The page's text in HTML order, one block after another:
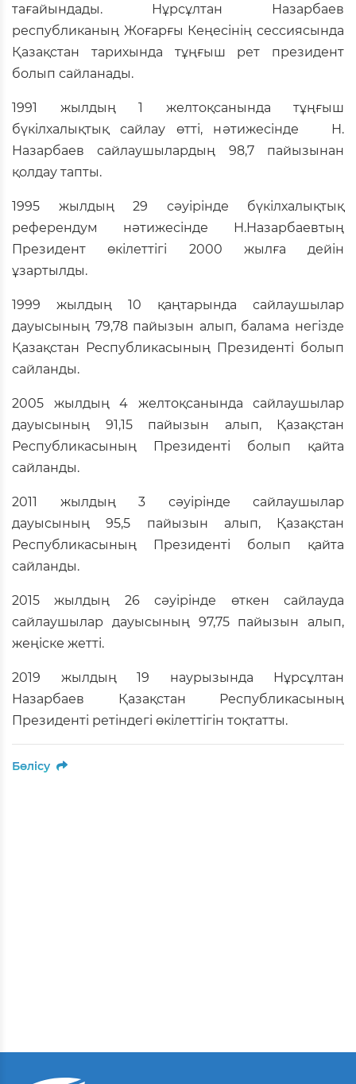
тағайындады. Нұрсұлтан Назарбаев
республиканың Жоғарғы Кеңесінің сессиясында
Қазақстан тарихында тұңғыш рет президент
болып сайланады.
1991 жылдың 1 желтоқсанында тұңғыш
бүкілхалықтық сайлау өтті, нәтижесінде Н.
Назарбаев сайлаушылардың 98,7 пайызынан
қолдау тапты.
1995 жылдың 29 сәуірінде бүкілхалықтық
референдум нәтижесінде Н.Назарбаевтың
Президент өкілеттігі 2000 жылға дейін
ұзартылды.
1999 жылдың 10 қаңтарында сайлаушылар
дауысының 79,78 пайызын алып, балама негізде
Қазақстан Республикасының Президенті болып
сайланды.
2005 жылдың 4 желтоқсанында сайлаушылар
дауысының 91,15 пайызын алып, Қазақстан
Республикасының Президенті болып қайта
сайланды.
2011 жылдың 3 сәуірінде сайлаушылар
дауысының 95,5 пайызын алып, Қазақстан
Республикасының Президенті болып қайта
сайланды.
2015 жылдың 26 сәуірінде өткен сайлауда
сайлаушылар дауысының 97,75 пайызын алып,
жеңіске жетті.
2019 жылдың 19 наурызында Нұрсұлтан
Назарбаев Қазақстан Республикасының
Президенті ретіндегі өкілеттігін тоқтатты.
Бөлісу